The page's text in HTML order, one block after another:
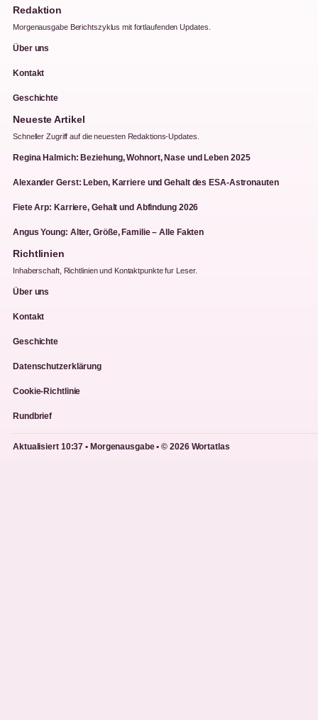
Redaktion
Morgenausgabe Berichtszyklus mit fortlaufenden Updates.
Über uns
Kontakt
Geschichte
Neueste Artikel
Schneller Zugriff auf die neuesten Redaktions-Updates.
Regina Halmich: Beziehung, Wohnort, Nase und Leben 2025
Alexander Gerst: Leben, Karriere und Gehalt des ESA-Astronauten
Fiete Arp: Karriere, Gehalt und Abfindung 2026
Angus Young: Alter, Größe, Familie – Alle Fakten
Richtlinien
Inhaberschaft, Richtlinien und Kontaktpunkte fur Leser.
Über uns
Kontakt
Geschichte
Datenschutzerklärung
Cookie-Richtlinie
Rundbrief
Aktualisiert 10:37 • Morgenausgabe • © 2026 Wortatlas